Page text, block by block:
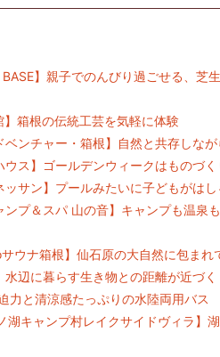
BASE】親子でのんびり過ごせる、芝
箱根の伝統工芸を気軽に体験
ベンチャー・箱根】自然と共存しな
ス】ゴールデンウィークはものづく
サン】プールみたいに子どもがはし
プ＆スパ 山の音】キャンプも温泉
ウナ箱根】仙石原の大自然に包まれ
辺に暮らす生き物との距離が近づく
力と清涼感たっぷりの水陸両用バス
湖キャンプ村レイクサイドヴィラ】